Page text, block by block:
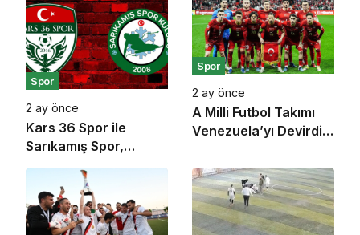
Şampiyonlukla
Zirveye Yerleşti!
İstanbul’a Geri
Gönderildi
Spor
2 ay önce
Kars 36 Spor ile
Sarıkamış Spor,
yükselme maçında
karşı karşıya geliyor
Spor
2 ay önce
A Milli Futbol Takımı
Venezuela’yı Devirdi:
Son Prova Galibiyetle
Bitti